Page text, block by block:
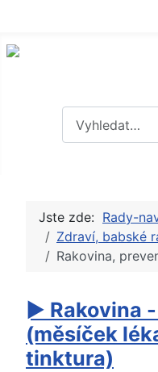
Jste zde: Rady-
Zdraví, babské
Rakovina,
► Rakovina
(měsíček
tinktura)